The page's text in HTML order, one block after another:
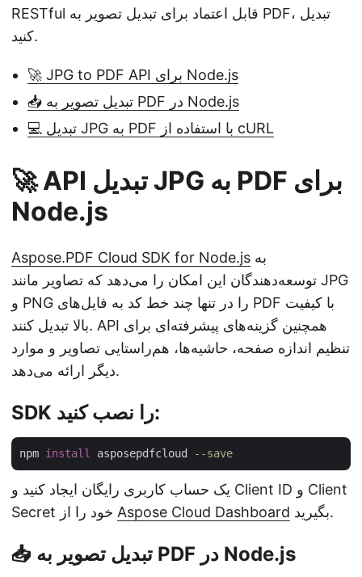
RESTful قابل اعتماد برای تبدیل تصویر به PDF، تبدیل
کنید.
🚀 JPG to PDF API برای Node.js
📥 تبدیل تصویر به PDF در Node.js
💻 تبدیل JPG به PDF با استفاده از cURL
🚀 API تبدیل JPG به PDF برای
Node.js
Aspose.PDF Cloud SDK for Node.js
توسعه‌دهندگان این امکان را می‌دهد که تصاویر مانند JPG
و PNG را در تنها چند خط کد به فایل‌های PDF با کیفیت
بالا تبدیل کنند. API همچنین گزینه‌های پیشرفته‌ای برای
تنظیم اندازه صفحه، حاشیه‌ها، هم‌راستایی تصاویر و موارد
دیگر ارائه می‌دهد.
SDK را نصب کنید:
npm install asposepdfcloud --save
یک حساب کاربری رایگان ایجاد کنید و Client ID و Client
Aspose Cloud Dashboard بگیرید.
📥 تبدیل تصویر به PDF در Node.js